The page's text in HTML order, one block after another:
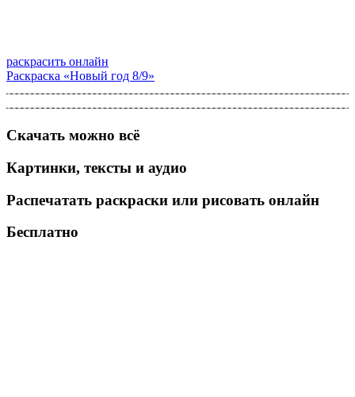
раскрасить онлайн
Раскраска «Новый год 8/9»
Скачать можно всё
Картинки, тексты и аудио
Распечатать раскраски или рисовать онлайн
Бесплатно